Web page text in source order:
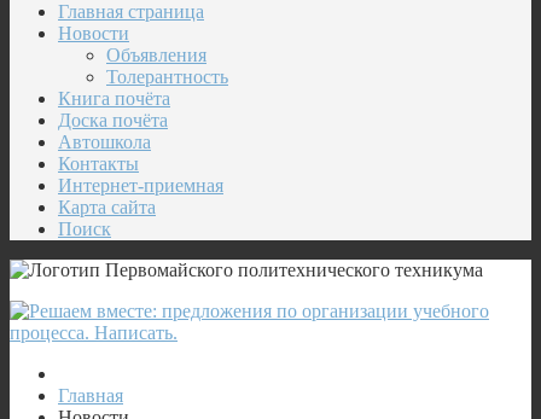
Главная страница
Новости
Объявления
Толерантность
Книга почёта
Доска почёта
Автошкола
Контакты
Интернет-приемная
Карта сайта
Поиск
Главная